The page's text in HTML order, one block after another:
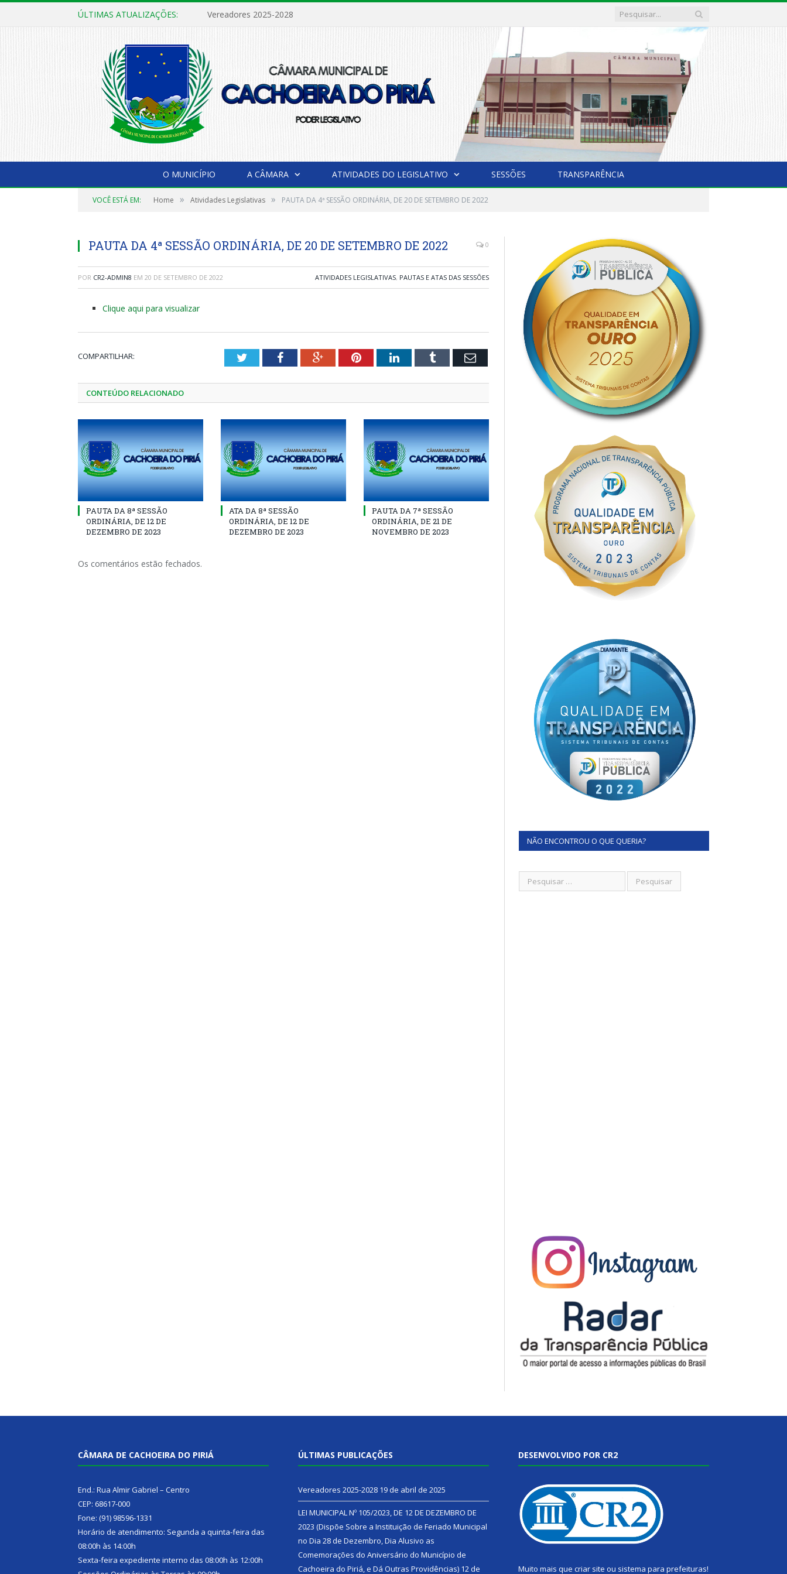
ÚLTIMAS ATUALIZAÇÕES: Vereadores 2025-2028
O MUNICÍPIO A CÂMARA ATIVIDADES DO LEGISLATIVO SESSÕES TRANSPARÊNCIA
VOCÊ ESTÁ EM: Home » Atividades Legislativas » PAUTA DA 4ª SESSÃO ORDINÁRIA, DE 20 DE SETEMBRO DE 2022
PAUTA DA 4ª SESSÃO ORDINÁRIA, DE 20 DE SETEMBRO DE 2022 0
POR CR2-ADMIN8 EM 20 DE SETEMBRO DE 2022 ATIVIDADES LEGISLATIVAS, PAUTAS E ATAS DAS SESSÕES
Clique aqui para visualizar
COMPARTILHAR: TwitterFacebookGoogle+PinterestLinkedInTumblr Email
CONTEÚDO RELACIONADO
PAUTA DA 8ª SESSÃO
ORDINÁRIA, DE 12 DE
DEZEMBRO DE 2023
ATA DA 8ª SESSÃO
ORDINÁRIA, DE 12 DE
DEZEMBRO DE 2023
PAUTA DA 7ª SESSÃO
ORDINÁRIA, DE 21 DE
NOVEMBRO DE 2023
Os comentários estão fechados.
NÃO ENCONTROU O QUE QUERIA?
CÂMARA DE CACHOEIRA DO PIRIÁ
End.: Rua Almir Gabriel – Centro
CEP: 68617-000
Fone: (91) 98596-1331
Horário de atendimento: Segunda a quinta-feira das
08:00h às 14:00h
Sexta-feira expediente interno das 08:00h às 12:00h
ÚLTIMAS PUBLICAÇÕES
Vereadores 2025-2028 19 de abril de 2025
LEI MUNICIPAL Nº 105/2023, DE 12 DE DEZEMBRO DE
2023 (Dispõe Sobre a Instituição de Feriado Municipal
no Dia 28 de Dezembro, Dia Alusivo as
Comemorações do Aniversário do Município de
Cachoeira do Piriá, e Dá Outras Providências) 12 de
DESENVOLVIDO POR CR2
Muito mais que criar site ou sistema para prefeituras!